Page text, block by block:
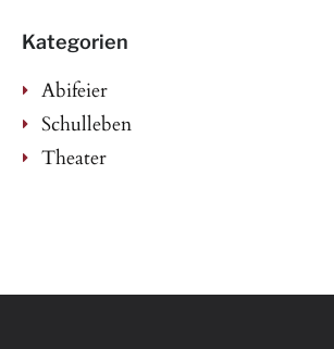
Kategorien
Abifeier
Schulleben
Theater